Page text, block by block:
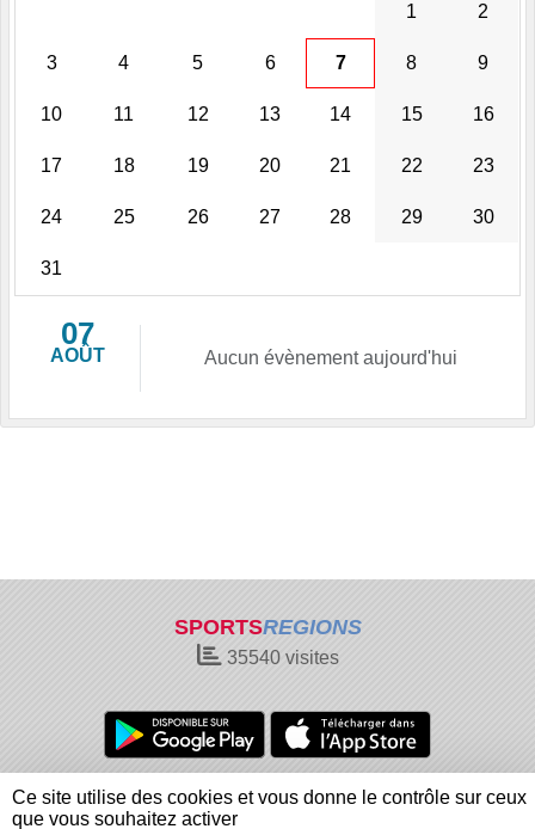
1 2
3 4 5 6 7 8 9
10 11 12 13 14 15 16
17 18 19 20 21 22 23
24 25 26 27 28 29 30
31
07
AOÛT Aucun évènement aujourd'hui
SPORTSREGIONS
35540visites
Charte cookies
Gestion des cookies
Informations légales
Signaler un contenu inapproprié
Ce site utilise des cookies et vous donne le contrôle sur ceux
que vous souhaitez activer